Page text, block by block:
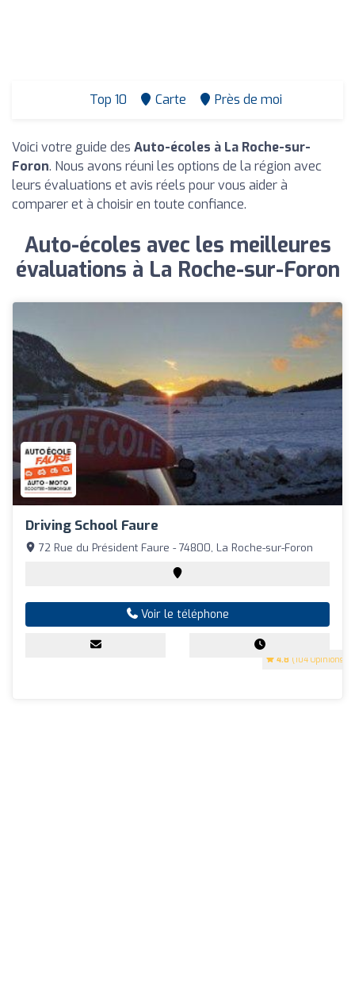
Top 10 Carte Près de moi
Voici votre guide des Auto-écoles à La Roche-sur-
Foron. Nous avons réuni les options de la région avec
leurs évaluations et avis réels pour vous aider à
comparer et à choisir en toute confiance.
Auto-écoles avec les meilleures
évaluations à La Roche-sur-Foron
Driving School Faure
4.8 (104 Opinions)
72 Rue du Président Faure - 74800, La Roche-sur-Foron
Voir le téléphone